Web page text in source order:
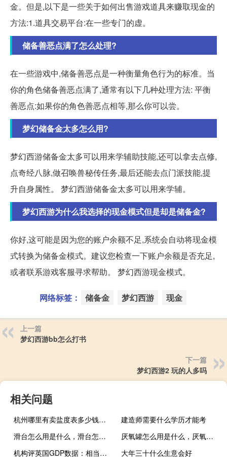
金。但是,以下是一些关于如何出售游戏道具来赚取现金的
方法:1.道具交易平台:在一些专门的虚。
储备善恶点满了怎么处理?
在一些游戏中,储备善恶点是一种衡量角色行为的标准。当
你的角色储备善恶点满了,通常有以下几种处理方法: 平衡
善恶点:如果你的角色善恶点相等,那么你可以尝。
梦幻储备金太多怎么用?
梦幻西游储备金太多可以用来学辅助技能,还可以拿去点修,
点奇经八脉,做召唤兽秘传任务,最后还能去点门派技能,提
升自身属性。 梦幻西游储备金太多可以用来学辅。
梦幻西游为什么我选择的现金模式但是却是储备金?
你好,这可能是因为您的账户余额不足,系统会自动将现金模
式转换为储备金模式。建议您检查一下账户余额是否充足,
或者联系游戏客服寻求帮助。 梦幻西游现金模式。
网络标签： 储备金 梦幻西游 现金
上一篇
梦幻西游bb怎么打书
下一篇
梦幻西游2 玩的人多吗
相关问题
杭州哪里有卖盐度表多少钱是什么，杭州哪里有卖盐度表2021价格和图文详情
建造师需要什么学历才能考
滑台怎么用是什么，滑台怎么用2021价格和图文详情
厌氧罐怎么用是什么，厌氧罐怎么用2021价格和图文详情
机构评英国GDP数据：相当不错且出乎意料
大年三十什么生意会好